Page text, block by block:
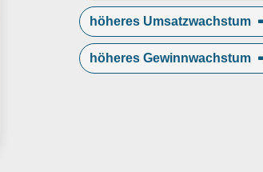
höheres Umsatzwachstum
höheres Gewinnwachstum